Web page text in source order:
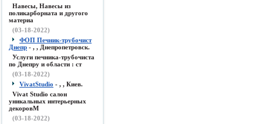
Навесы, Навесы из
поликарборната и другого
материа
(03-18-2022)
ФОП Печник-трубочист
Днепр - , , Днепропетровск.
Услуги печника-трубочиста
по Днепру и области : ст
(03-18-2022)
VivatStudio - , , Киев.
Vivat Studio салон
уникальных интерьерных
декоровМ
(03-18-2022)